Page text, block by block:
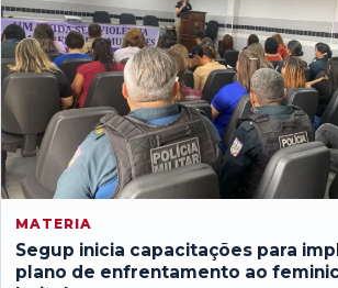
MATERIA
Segup inicia capacitações para
plano de enfrentamento ao